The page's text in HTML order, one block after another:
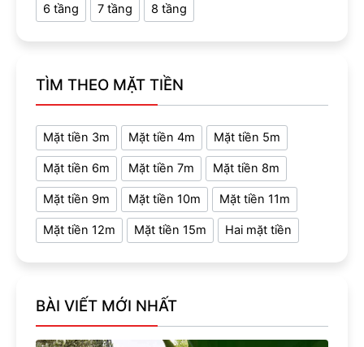
6 tầng 7 tầng 8 tầng
TÌM THEO MẶT TIỀN
Mặt tiền 3m Mặt tiền 4m Mặt tiền 5m
Mặt tiền 6m Mặt tiền 7m Mặt tiền 8m
Mặt tiền 9m Mặt tiền 10m Mặt tiền 11m
Mặt tiền 12m Mặt tiền 15m Hai mặt tiền
BÀI VIẾT MỚI NHẤT